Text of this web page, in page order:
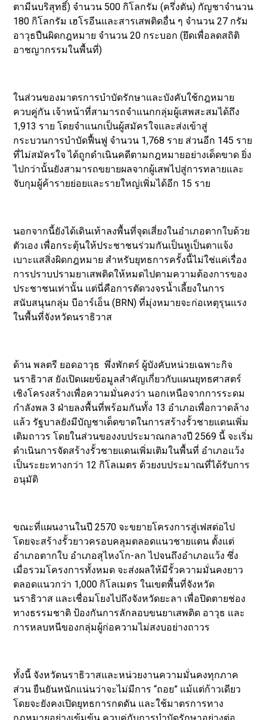
ตามีนบริสุทธิ์) จำนวน 500 กิโลกรัม (ครึ่งตัน) กัญชาจำนวน
180 กิโลกรัม เฮโรอีนและสารเสพติดอื่น ๆ จำนวน 27 กรัม
อาวุธปืนผิดกฎหมาย จำนวน 20 กระบอก (ยึดเพื่อลดสถิติ
อาชญากรรมในพื้นที่)
ในส่วนของมาตรการบำบัดรักษาและบังคับใช้กฎหมาย
ควบคู่กัน เจ้าหน้าที่สามารถจำแนกกลุ่มผู้เสพสะสมได้ถึง
1,913 ราย โดยจำแนกเป็นผู้สมัครใจและส่งเข้าสู่
กระบวนการบำบัดฟื้นฟู จำนวน 1,768 ราย ส่วนอีก 145 ราย
ที่ไม่สมัครใจ ได้ถูกดำเนินคดีตามกฎหมายอย่างเด็ดขาด ยิ่ง
ไปกว่านั้นยังสามารถขยายผลจากผู้เสพไปสู่การทลายและ
จับกุมผู้ค้ารายย่อยและรายใหญ่เพิ่มได้อีก 15 ราย
นอกจากนี้ยังได้เดินเท้าลงพื้นที่จุดเสี่ยงในอำเภอตากใบด้วย
ตัวเอง เพื่อกระตุ้นให้ประชาชนร่วมกันเป็นหูเป็นตาแจ้ง
เบาะแสสิ่งผิดกฎหมาย สำหรับยุทธการครั้งนี้ไม่ใช่แค่เรื่อง
การปราบปรามยาเสพติดให้หมดไปตามความต้องการของ
ประชาชนเท่านั้น แต่นี่คือการตัดวงจรน้ำเลี้ยงในการ
สนับสนุนกลุ่ม บีอาร์เอ็น (BRN) ที่มุ่งหมายจะก่อเหตุรุนแรง
ในพื้นที่จังหวัดนราธิวาส
ด้าน พลตรี ยอดอาวุธ พึ่งพักตร์ ผู้บังคับหน่วยเฉพาะกิจ
นราธิวาส ยังเปิดเผยข้อมูลสำคัญเกี่ยวกับแผนยุทธศาสตร์
เชิงโครงสร้างเพื่อความมั่นคงว่า นอกเหนือจากการระดม
กำลังพล 3 ฝ่ายลงพื้นที่พร้อมกันทั้ง 13 อำเภอเพื่อกวาดล้าง
แล้ว รัฐบาลยังมีบัญชาเด็ดขาดในการสร้างรั้วชายแดนเพิ่ม
เติมถาวร โดยในส่วนของงบประมาณกลางปี 2569 นี้ จะเริ่ม
ดำเนินการจัดสร้างรั้วชายแดนเพิ่มเติมในพื้นที่ อำเภอแว้ง
เป็นระยะทางกว่า 12 กิโลเมตร ด้วยงบประมาณที่ได้รับการ
อนุมัติ
ขณะที่แผนงานในปี 2570 จะขยายโครงการสู่เฟสต่อไป
โดยจะสร้างรั้วยาวครอบคลุมตลอดแนวชายแดน ตั้งแต่
อำเภอตากใบ อำเภอสุไหงโก-ลก ไปจนถึงอำเภอแว้ง ซึ่ง
เมื่อรวมโครงการทั้งหมด จะส่งผลให้มีรั้วความมั่นคงยาว
ตลอดแนวกว่า 1,000 กิโลเมตร ในเขตพื้นที่จังหวัด
นราธิวาส และเชื่อมโยงไปถึงจังหวัดยะลา เพื่อปิดตายช่อง
ทางธรรมชาติ ป้องกันการลักลอบขนยาเสพติด อาวุธ และ
การหลบหนีของกลุ่มผู้ก่อความไม่สงบอย่างถาวร
ทั้งนี้ จังหวัดนราธิวาสและหน่วยงานความมั่นคงทุกภาค
ส่วน ยืนยันหนักแน่นว่าจะไม่มีการ “ถอย” แม้แต่ก้าวเดียว
โดยจะยังคงเปิดยุทธการกดดัน และใช้มาตรการทาง
กฎหมายอย่างเข้มข้น ควบคู่กับการบำบัดรักษาอย่างต่อ